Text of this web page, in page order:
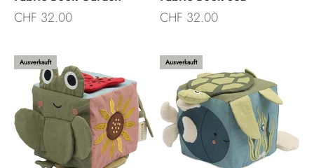
Angebot
CHF 32.00
Angebot
CHF 32.00
Ausverkauft Ausverkauft